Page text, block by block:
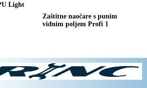
Light
Zaštitne naočare s punim
vidnim poljem Profi 1